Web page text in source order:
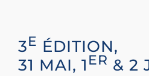
3E ÉDITION,
31 MAI, 1 ER & 2